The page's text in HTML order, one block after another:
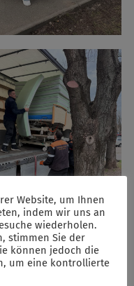
Website, um Ihnen
indem wir uns an
wiederholen.
stimmen Sie der
können jedoch die
um eine kontrollierte